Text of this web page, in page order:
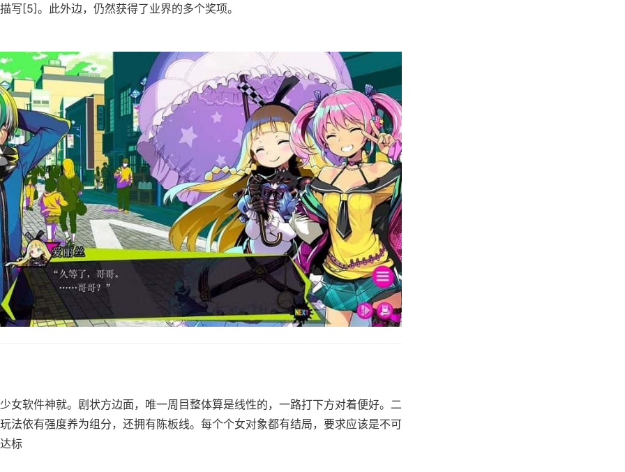
写[5]。此外边，仍然获得了业界的多个奖项。
女软件神就。剧状方边面，唯一周目整体算是线性的，一路打下方对着便好。二
法依有强度养为组分，还拥有陈板线。每个个女对象都有结局，要求应该是不可
标